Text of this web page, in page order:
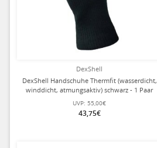
DexShell
DexShell Handschuhe Thermfit (wasserdicht,
winddicht, atmungsaktiv) schwarz - 1 Paar
UVP: 55,00€
43,75€